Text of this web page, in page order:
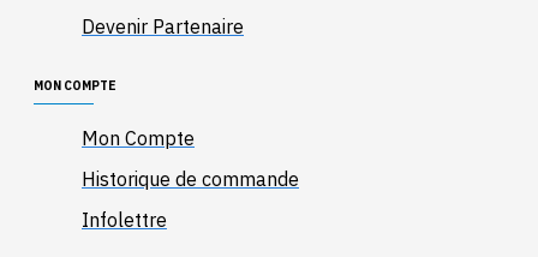
Devenir Partenaire
MON COMPTE
Mon Compte
Historique de commande
Infolettre